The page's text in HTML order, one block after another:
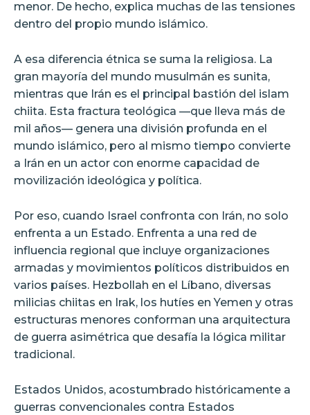
menor. De hecho, explica muchas de las tensiones
dentro del propio mundo islámico.
A esa diferencia étnica se suma la religiosa. La
gran mayoría del mundo musulmán es sunita,
mientras que Irán es el principal bastión del islam
chiita. Esta fractura teológica —que lleva más de
mil años— genera una división profunda en el
mundo islámico, pero al mismo tiempo convierte
a Irán en un actor con enorme capacidad de
movilización ideológica y política.
Por eso, cuando Israel confronta con Irán, no solo
enfrenta a un Estado. Enfrenta a una red de
influencia regional que incluye organizaciones
armadas y movimientos políticos distribuidos en
varios países. Hezbollah en el Líbano, diversas
milicias chiitas en Irak, los hutíes en Yemen y otras
estructuras menores conforman una arquitectura
de guerra asimétrica que desafía la lógica militar
tradicional.
Estados Unidos, acostumbrado históricamente a
guerras convencionales contra Estados